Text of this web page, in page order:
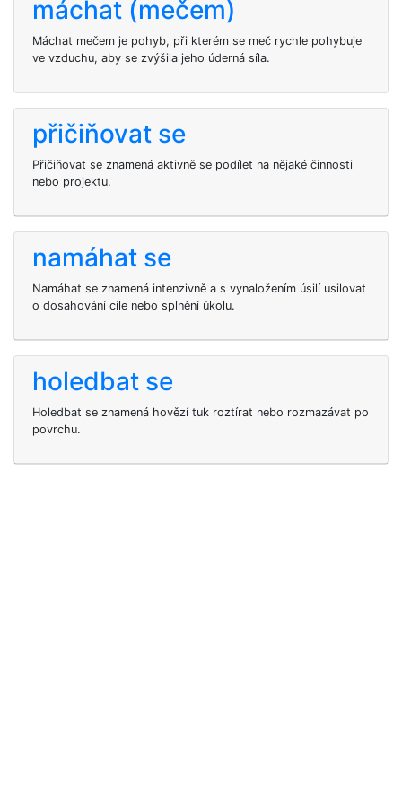
máchat (mečem)
Máchat mečem je pohyb, při kterém se meč rychle pohybuje
ve vzduchu, aby se zvýšila jeho úderná síla.
přičiňovat se
Přičiňovat se znamená aktivně se podílet na nějaké činnosti
nebo projektu.
namáhat se
Namáhat se znamená intenzivně a s vynaložením úsilí usilovat
o dosahování cíle nebo splnění úkolu.
holedbat se
Holedbat se znamená hovězí tuk roztírat nebo rozmazávat po
povrchu.